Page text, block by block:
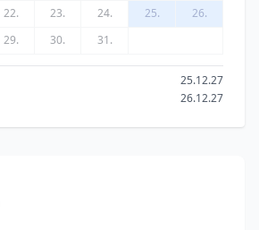
22. 23. 24. 25.
26.
29. 30. 31.
25.12.27
26.12.27